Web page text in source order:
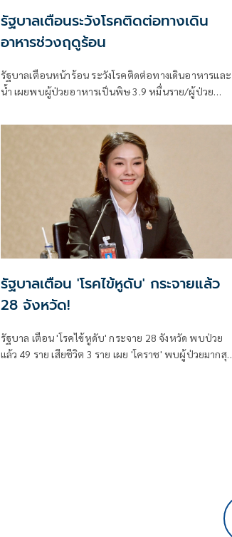
รัฐบาลเตือนระวังโรคติดต่อทางเดิน
อาหารช่วงฤดูร้อน
รัฐบาลเตือนหน้าร้อน ระวังโรคติดต่อทางเดินอาหารและ
น้ำ เผยพบผู้ป่วยอาหารเป็นพิษ 3.9 หมื่นราย/ผู้ป่วย
สะอาด
รัฐบาลเตือน 'โรคไข้หูดับ' กระจายแล้ว
28 จังหวัด!
รัฐบาล เตือน 'โรคไข้หูดับ' กระจาย 28 จังหวัด พบป่วย
แล้ว 49 ราย เสียชีวิต 3 ราย เผย 'โคราช' พบผู้ป่วยมากสุด